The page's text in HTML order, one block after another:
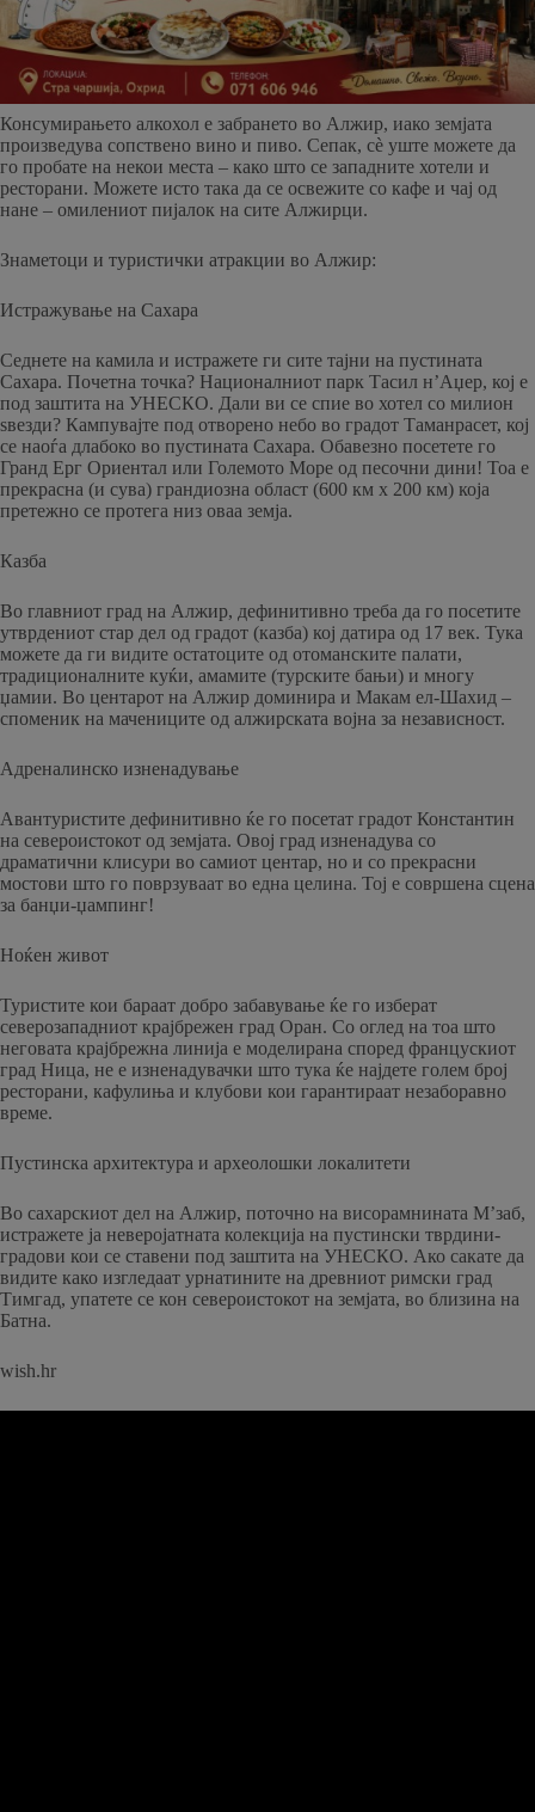
Консумирањето алкохол е забрането во Алжир, иако земјата
произведува сопствено вино и пиво. Сепак, сè уште можете да
го пробате на некои места – како што се западните хотели и
ресторани. Можете исто така да се освежите со кафе и чај од
нане – омилениот пијалок на сите Алжирци.
Знаметоци и туристички атракции во Алжир:
Истражување на Сахара
Седнете на камила и истражете ги сите тајни на пустината
Сахара. Почетна точка? Националниот парк Тасил н’Аџер, кој е
под заштита на УНЕСКО. Дали ви се спие во хотел со милион
ѕвезди? Кампувајте под отворено небо во градот Таманрасет, кој
се наоѓа длабоко во пустината Сахара. Обавезно посетете го
Гранд Ерг Ориентал или Големото Море од песочни дини! Тоа е
прекрасна (и сува) грандиозна област (600 км x 200 км) која
претежно се протега низ оваа земја.
Казба
Во главниот град на Алжир, дефинитивно треба да го посетите
утврдениот стар дел од градот (казба) кој датира од 17 век. Тука
можете да ги видите остатоците од отоманските палати,
традиционалните куќи, амамите (турските бањи) и многу
џамии. Во центарот на Алжир доминира и Макам ел-Шахид –
споменик на мачениците од алжирската војна за независност.
Адреналинско изненадување
Авантуристите дефинитивно ќе го посетат градот Константин
на североистокот од земјата. Овој град изненадува со
драматични клисури во самиот центар, но и со прекрасни
мостови што го поврзуваат во една целина. Тој е совршена сцена
за банџи-џампинг!
Ноќен живот
Туристите кои бараат добро забавување ќе го изберат
северозападниот крајбрежен град Оран. Со оглед на тоа што
неговата крајбрежна линија е моделирана според францускиот
град Ница, не е изненадувачки што тука ќе најдете голем број
ресторани, кафулиња и клубови кои гарантираат незаборавно
време.
Пустинска архитектура и археолошки локалитети
Во сахарскиот дел на Алжир, поточно на висорамнината М’заб,
истражете ја неверојатната колекција на пустински тврдини-
градови кои се ставени под заштита на УНЕСКО. Ако сакате да
видите како изгледаат урнатините на древниот римски град
Тимгад, упатете се кон североистокот на земјата, во близина на
Батна.
wish.hr